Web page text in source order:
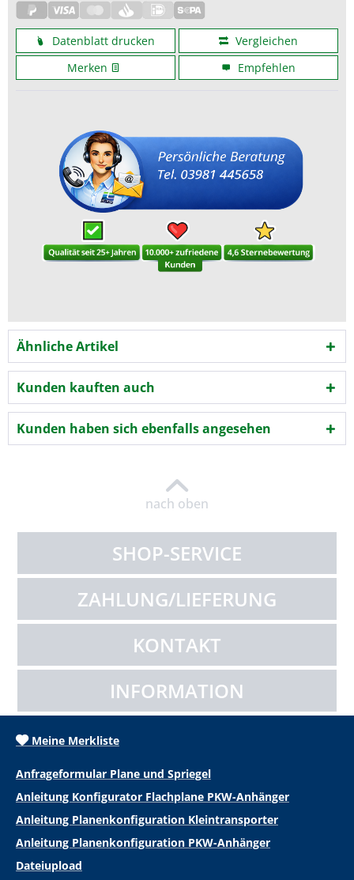
Datenblatt drucken
Vergleichen
Merken
Empfehlen
Ähnliche Artikel
Kunden kauften auch
Kunden haben sich ebenfalls angesehen
nach oben
SHOP-SERVICE
ZAHLUNG/LIEFERUNG
KONTAKT
INFORMATION
Meine Merkliste
Anfrageformular Plane und Spriegel
Anleitung Konfigurator Flachplane PKW-Anhänger
Anleitung Planenkonfiguration Kleintransporter
Anleitung Planenkonfiguration PKW-Anhänger
Dateiupload